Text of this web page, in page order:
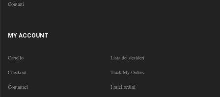
Contatti
MY ACCOUNT
Carrello Lista dei desideri
Checkout Track My Orders
Contattaci I miei ordini